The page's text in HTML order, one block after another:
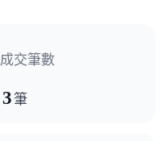
成交筆數
3筆